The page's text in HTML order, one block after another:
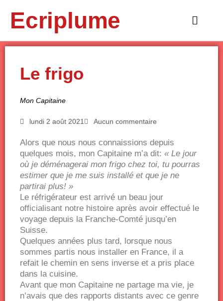
contenuEcriplume
Main
Le frigo
Mon Capitaine
lundi 2 août 2021 Aucun commentaire
Alors que nous nous connaissions depuis
quelques mois, mon Capitaine m’a dit: « Le jour
où je déménagerai mon frigo chez toi, tu pourras
estimer que je me suis installé et que je ne
partirai plus! »
Le réfrigérateur est arrivé un beau jour
officialisant notre histoire après avoir effectué le
voyage depuis la Franche-Comté jusqu’en
Suisse.
Quelques années plus tard, lorsque nous
sommes partis nous installer en France, il a
refait le chemin en sens inverse et a pris place
dans la cuisine.
Avant que mon Capitaine ne partage ma vie, je
n’avais que des rapports distants avec ce genre